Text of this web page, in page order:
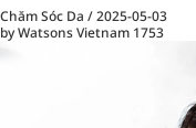
Chăm Sóc Da /2025-05-03
by Watsons Vietnam 1753